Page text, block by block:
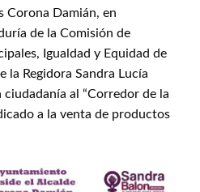
Corona Damián, en
de la Comisión de
Igualdad y Equidad de
la Regidora Sandra Lucía
al “Corredor de la
a la venta de productos